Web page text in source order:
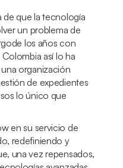
de que la tecnología
un problema de
los años con
así lo ha
organización
de expedientes
lo único que
en su servicio de
redefiniendo y
una vez repensados,